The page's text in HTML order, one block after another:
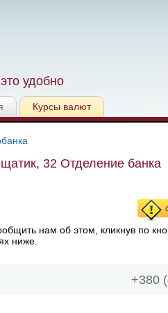
удобно
Курсы валют
32 Отделение банка
нам об этом, кликнув по
ниже.
+380